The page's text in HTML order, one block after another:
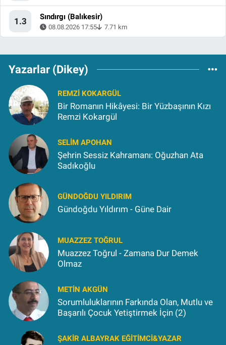
1.3 Sındırgı (Balıkesir)
08.08.2026 17:55 7.71 km
Yazarlar (Dikey)
REMZI KOKARGÜL
Bir Romanın Hikâyesi: Bir Yüzbaşının Kızı
Remzi Kokargül
SELIM APOHAN
Şehrin Sessiz Kahramanı: Oğuzhan Ata
Sadıkoğlu
GÜNDOĞDU YILDIRIM
Gündoğdu Yıldırım - Güne Dair
MUAZZEZ TOĞRUL
Muazzez Toğrul - Zamana Dur Demek
Olmaz
METIN AKGÜN
Sorumluluklarının Farkında Olan, Mutlu ve
Başarılı Çocuk Yetiştirmek İçin (2)
ŞAKIR ALBAYRAK EĞITIMCI&YAZAR